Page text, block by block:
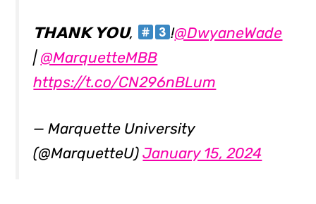
𝗧𝗛𝗔𝗡𝗞 𝗬𝗢𝗨, !@DwyaneWade
| @MarquetteMBB
https://t.co/CN296nBLum
— Marquette University
(@MarquetteU)January 15, 2024